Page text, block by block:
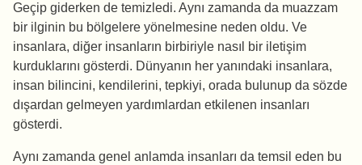
Geçip giderken de temizledi. Aynı zamanda da muazzam
bir ilginin bu bölgelere yönelmesine neden oldu. Ve
insanlara, diğer insanların birbiriyle nasıl bir iletişim
kurduklarını gösterdi. Dünyanın her yanındaki insanlara,
insan bilincini, kendilerini, tepkiyi, orada bulunup da sözde
dışardan gelmeyen yardımlardan etkilenen insanları
gösterdi.
Aynı zamanda genel anlamda insanları da temsil eden bu